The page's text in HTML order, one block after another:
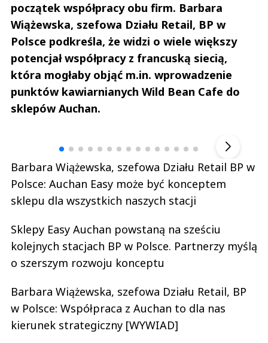
początek współpracy obu firm. Barbara
Wiążewska, szefowa Działu Retail, BP w
Polsce podkreśla, że widzi o wiele większy
potencjał współpracy z francuską siecią,
która mogłaby objąć m.in. wprowadzenie
punktów kawiarnianych Wild Bean Cafe do
sklepów Auchan.
Barbara Wiążewska, szefowa Działu Retail BP w
Polsce: Auchan Easy może być konceptem
sklepu dla wszystkich naszych stacji
Sklepy Easy Auchan powstaną na sześciu
kolejnych stacjach BP w Polsce. Partnerzy myślą
o szerszym rozwoju konceptu
Barbara Wiążewska, szefowa Działu Retail, BP
w Polsce: Współpraca z Auchan to dla nas
kierunek strategiczny [WYWIAD]